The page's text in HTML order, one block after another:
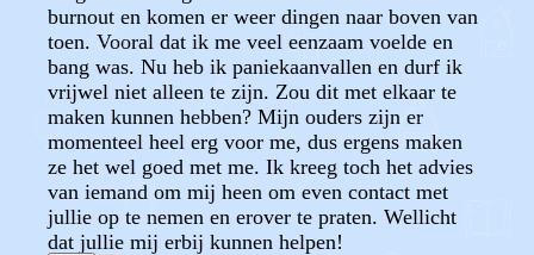
burnout en komen er weer dingen naar boven van
toen. Vooral dat ik me veel eenzaam voelde en
bang was. Nu heb ik paniekaanvallen en durf ik
vrijwel niet alleen te zijn. Zou dit met elkaar te
maken kunnen hebben? Mijn ouders zijn er
momenteel heel erg voor me, dus ergens maken
ze het wel goed met me. Ik kreeg toch het advies
van iemand om mij heen om even contact met
jullie op te nemen en erover te praten. Wellicht
dat jullie mij erbij kunnen helpen!